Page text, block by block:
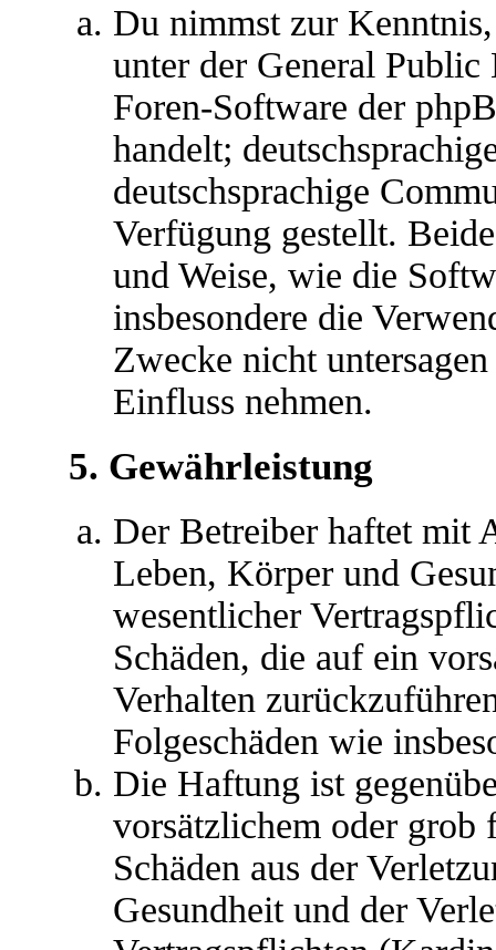
Du nimmst zur
unter der General
Foren-Software der
handelt;
deutschsprachige
Verfügung gestellt.
und Weise, wie die
insbesondere die
Zwecke nicht
Einfluss nehmen.
5. Gewährleistung
Der Betreiber haftet mit
Leben, Körper und
wesentlicher
Schäden, die auf ein
Verhalten
Folgeschäden wie
Die Haftung ist
vorsätzlichem oder grob
Schäden aus der
Gesundheit und der